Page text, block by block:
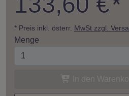
* Preis inkl. österr. MwSt zzgl.
Menge